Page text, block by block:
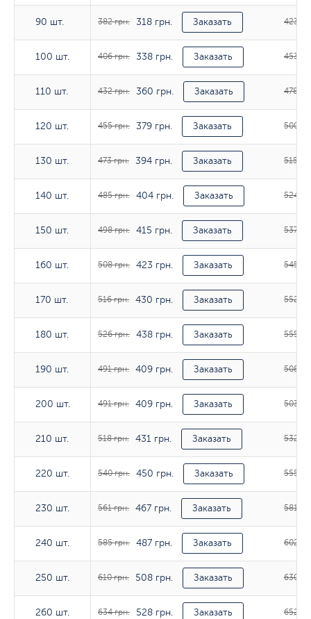
90 шт.
100 шт.
110 шт.
120 шт.
130 шт.
140 шт.
150 шт.
160 шт.
170 шт.
180 шт.
190 шт.
200 шт.
210 шт.
220 шт.
230 шт.
240 шт.
250 шт.
260 шт.
90 шт. 382 грн. 318 грн. Заказать 423
100 шт. 406 грн. 338 грн. Заказать 453
110 шт. 432 грн. 360 грн. Заказать 478
120 шт. 455 грн. 379 грн. Заказать 500
130 шт. 473 грн. 394 грн. Заказать 515
140 шт. 485 грн. 404 грн. Заказать 524
150 шт. 498 грн. 415 грн. Заказать 537
160 шт. 508 грн. 423 грн. Заказать 545
170 шт. 516 грн. 430 грн. Заказать 552
180 шт. 526 грн. 438 грн. Заказать 555
190 шт. 491 грн. 409 грн. Заказать 508
200 шт. 491 грн. 409 грн. Заказать 503
210 шт. 518 грн. 431 грн. Заказать 532
220 шт. 540 грн. 450 грн. Заказать 555
230 шт. 561 грн. 467 грн. Заказать 581
240 шт. 585 грн. 487 грн. Заказать 602
250 шт. 610 грн. 508 грн. Заказать 630
260 шт. 634 грн. 528 грн. Заказать 652